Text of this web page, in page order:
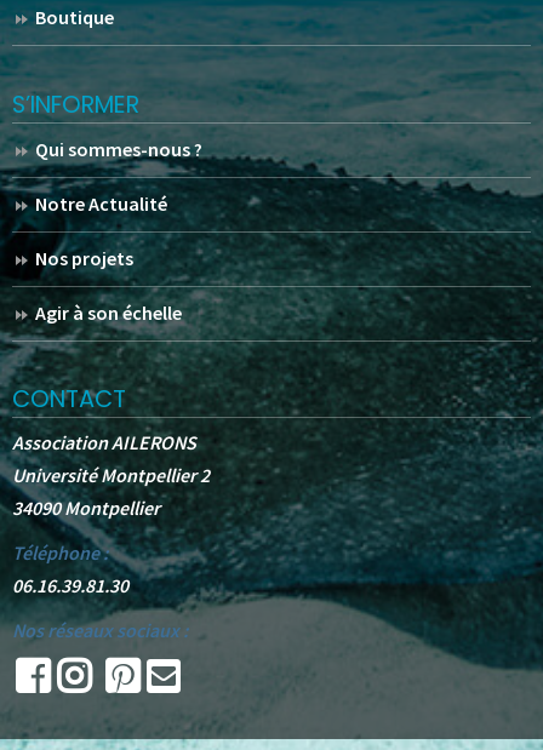
Boutique
S’INFORMER
Qui sommes-nous ?
Notre Actualité
Nos projets
Agir à son échelle
CONTACT
Association AILERONS
Université Montpellier 2
34090 Montpellier
Téléphone :
06.16.39.81.30
Nos réseaux sociaux :